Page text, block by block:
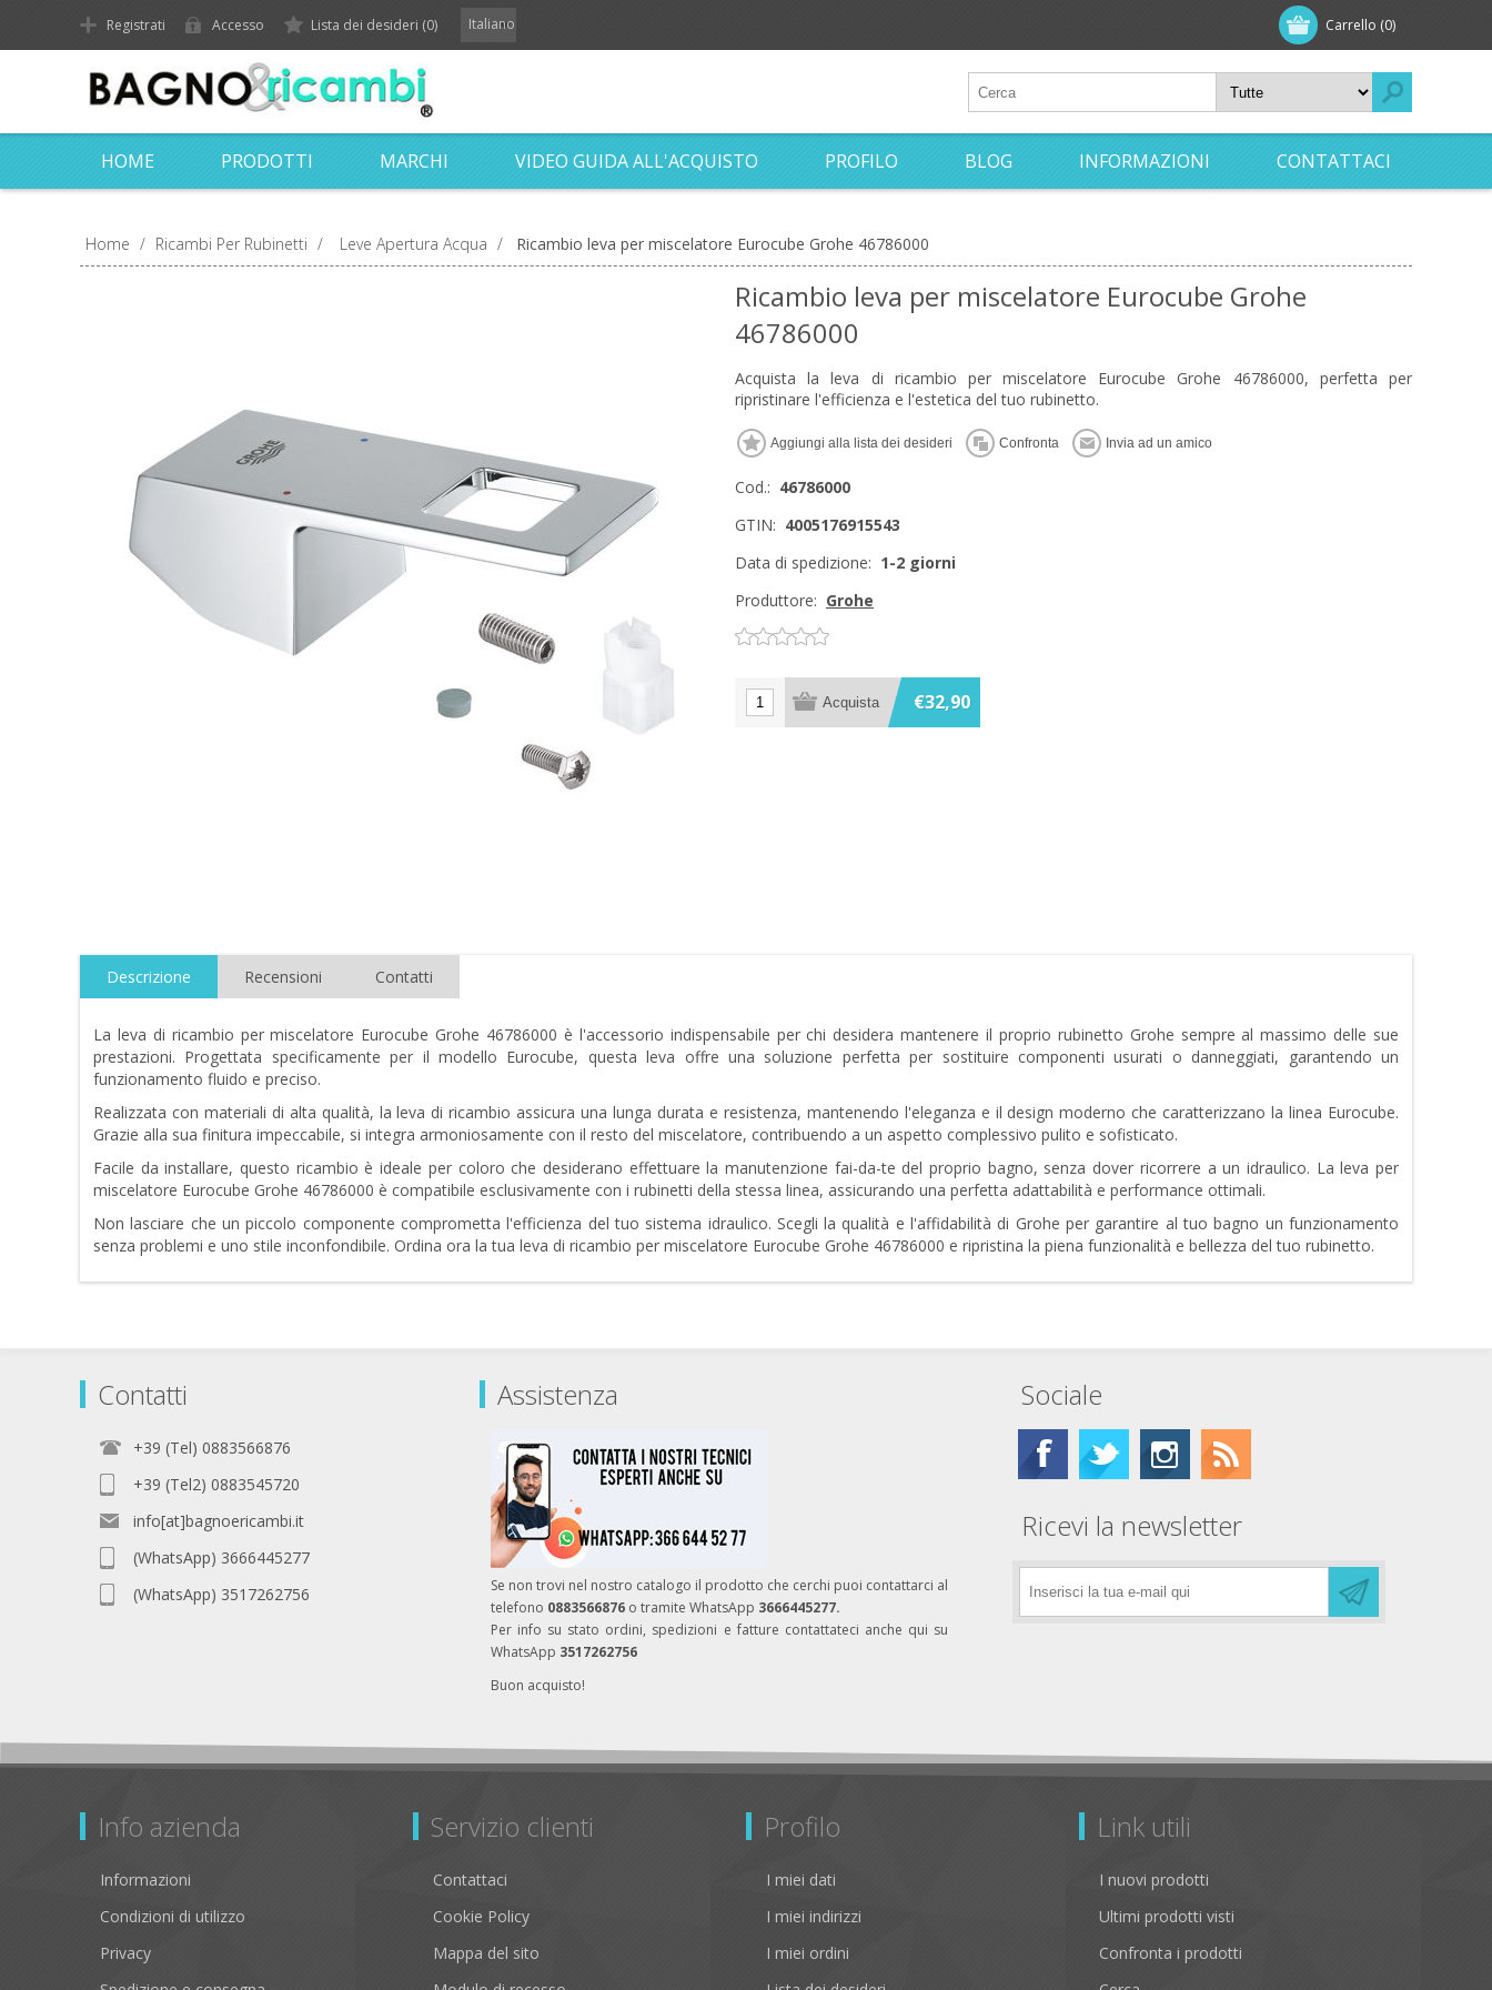
Carrello (0)
Registrati Accesso Lista dei desideri (0) Italiano
HOME PRODOTTI MARCHI VIDEO GUIDA ALL'ACQUISTO PROFILO BLOG INFORMAZIONI CONTATTACI
Home / Ricambi Per Rubinetti / Leve Apertura Acqua / Ricambio leva per miscelatore Eurocube Grohe 46786000
Ricambio leva per miscelatore Eurocube Grohe
46786000
Acquista la leva di ricambio per miscelatore Eurocube Grohe 46786000, perfetta per
ripristinare l'efficienza e l'estetica del tuo rubinetto.
Cod.: 46786000
GTIN: 4005176915543
Data di spedizione: 1-2 giorni
Produttore: Grohe
€32,90
Descrizione Recensioni Contatti
La leva di ricambio per miscelatore Eurocube Grohe 46786000 è l'accessorio indispensabile per chi desidera mantenere il proprio rubinetto Grohe sempre al massimo delle sue
prestazioni. Progettata specificamente per il modello Eurocube, questa leva offre una soluzione perfetta per sostituire componenti usurati o danneggiati, garantendo un
funzionamento fluido e preciso.
Realizzata con materiali di alta qualità, la leva di ricambio assicura una lunga durata e resistenza, mantenendo l'eleganza e il design moderno che caratterizzano la linea Eurocube.
Grazie alla sua finitura impeccabile, si integra armoniosamente con il resto del miscelatore, contribuendo a un aspetto complessivo pulito e sofisticato.
Facile da installare, questo ricambio è ideale per coloro che desiderano effettuare la manutenzione fai-da-te del proprio bagno, senza dover ricorrere a un idraulico. La leva per
miscelatore Eurocube Grohe 46786000 è compatibile esclusivamente con i rubinetti della stessa linea, assicurando una perfetta adattabilità e performance ottimali.
Non lasciare che un piccolo componente comprometta l'efficienza del tuo sistema idraulico. Scegli la qualità e l'affidabilità di Grohe per garantire al tuo bagno un funzionamento
senza problemi e uno stile inconfondibile. Ordina ora la tua leva di ricambio per miscelatore Eurocube Grohe 46786000 e ripristina la piena funzionalità e bellezza del tuo rubinetto.
Contatti
+39 (Tel) 0883566876
+39 (Tel2) 0883545720
info[at]bagnoericambi.it
(WhatsApp) 3666445277
(WhatsApp) 3517262756
Assistenza
Se non trovi nel nostro catalogo il prodotto che cerchi puoi contattarci al
telefono 0883566876 o tramite WhatsApp 3666445277.
Per info su stato ordini, spedizioni e fatture contattateci anche qui su
WhatsApp 3517262756
Buon acquisto!
Sociale
Ricevi la newsletter
Info azienda
Informazioni
Condizioni di utilizzo
Privacy
Servizio clienti
Contattaci
Cookie Policy
Mappa del sito
Profilo
I miei dati
I miei indirizzi
I miei ordini
Link utili
I nuovi prodotti
Ultimi prodotti visti
Confronta i prodotti